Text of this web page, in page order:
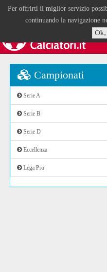
Per offrirti il miglior servizio
continuando la navigazione
Ok,
Campionati
Serie A
Serie B
Serie D
Eccellenza
Lega Pro